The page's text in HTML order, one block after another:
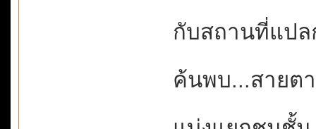
กับสถานที่แป
ค้นพบ...สายต